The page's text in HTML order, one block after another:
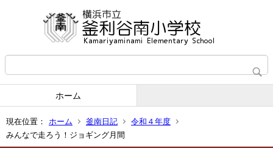
ホーム
現在位置： ホーム 釜南日記
令和４年度
みんなで走ろう！ジョギング月間